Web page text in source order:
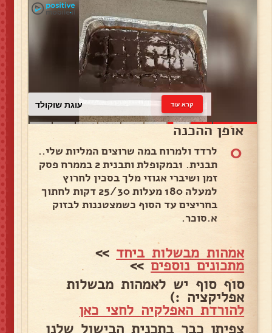
עוגת שוקולד קרא עוד
אופן ההכנה
0
לרדד ולמרוח במה שרוצים המליות שלי..
תבנית. 1במקופלת ותבנית 2 בממרח פסק
זמן ושיברי אגוזי מלך בסכין לחרוץ
למעלה 180 מעלות 25/30 דקות לחתוך
בחריצים עד הסוף כשמצטננות לבזוק
א.סוכר.
אמהות מבשלות ביחד >>
מתכונים נוספים>>
סוף סוף יש לאמהות מבשלות
אפליקציה :)
להורדת האפלקיה לחצי כאן
צפיתן כבר בתכנית הבישול שלנו